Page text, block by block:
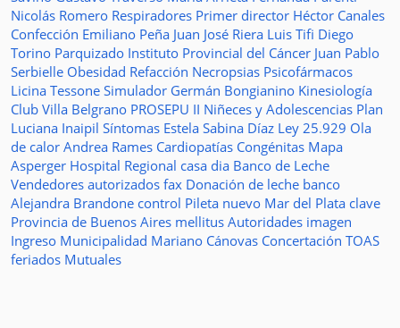
Nicolás Romero Respiradores Primer director Héctor Canales
Confección Emiliano Peña Juan José Riera Luis Tifi Diego
Torino Parquizado Instituto Provincial del Cáncer Juan Pablo
Serbielle Obesidad Refacción Necropsias Psicofármacos
Licina Tessone Simulador Germán Bongianino Kinesiología
Club Villa Belgrano PROSEPU II Niñeces y Adolescencias Plan
Luciana Inaipil Síntomas Estela Sabina Díaz Ley 25.929 Ola
de calor Andrea Rames Cardiopatías Congénitas Mapa
Asperger Hospital Regional casa dia Banco de Leche
Vendedores autorizados fax Donación de leche banco
Alejandra Brandone control Pileta nuevo Mar del Plata clave
Provincia de Buenos Aires mellitus Autoridades imagen
Ingreso Municipalidad Mariano Cánovas Concertación TOAS
feriados Mutuales